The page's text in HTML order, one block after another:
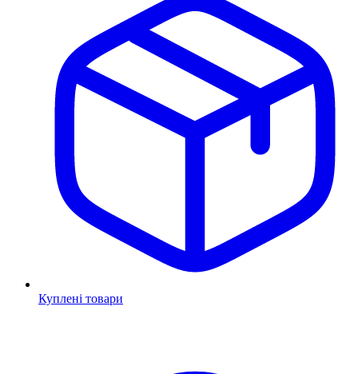
Куплені товари